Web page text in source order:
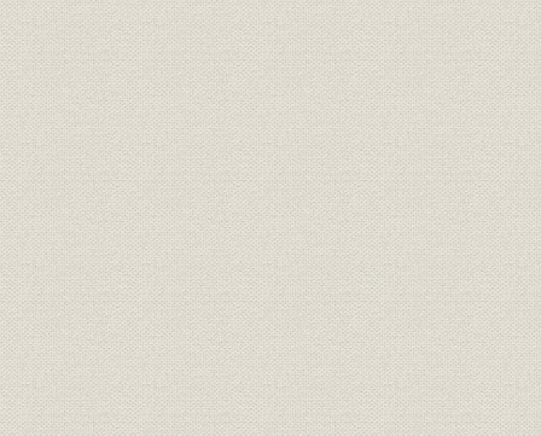
第1節 横浜電線製造株式会社の設立
1. 横浜電線の設立
日清戦争後の事業界と電気取締規則の制定
木村利右衛門の登場
創立時の役員と株主
2. 新工場の建設とゴム被覆線製造
ゴム被覆線の製造開始
新工場の建設
新工場の完成